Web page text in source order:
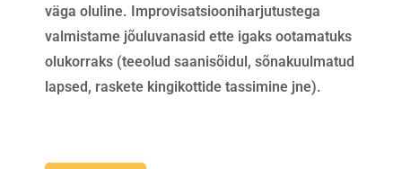
väga oluline. Improvisatsiooniharjutustega
valmistame jõuluvanasid ette igaks ootamatuks
olukorraks (teeolud saanisõidul, sõnakuulmatud
lapsed, raskete kingikottide tassimine jne).